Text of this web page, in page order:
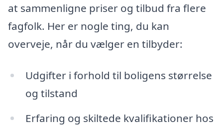
at sammenligne priser og tilbud fra flere
fagfolk. Her er nogle ting, du kan
overveje, når du vælger en tilbyder:
Udgifter i forhold til boligens størrelse
og tilstand
Erfaring og skiltede kvalifikationer hos